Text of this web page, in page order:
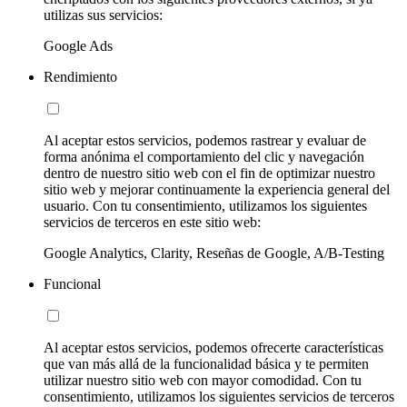
utilizas sus servicios:
Google Ads
Rendimiento
Al aceptar estos servicios, podemos rastrear y evaluar de
forma anónima el comportamiento del clic y navegación
dentro de nuestro sitio web con el fin de optimizar nuestro
sitio web y mejorar continuamente la experiencia general del
usuario. Con tu consentimiento, utilizamos los siguientes
servicios de terceros en este sitio web:
Google Analytics, Clarity, Reseñas de Google, A/B-Testing
Funcional
Al aceptar estos servicios, podemos ofrecerte características
que van más allá de la funcionalidad básica y te permiten
utilizar nuestro sitio web con mayor comodidad. Con tu
consentimiento, utilizamos los siguientes servicios de terceros